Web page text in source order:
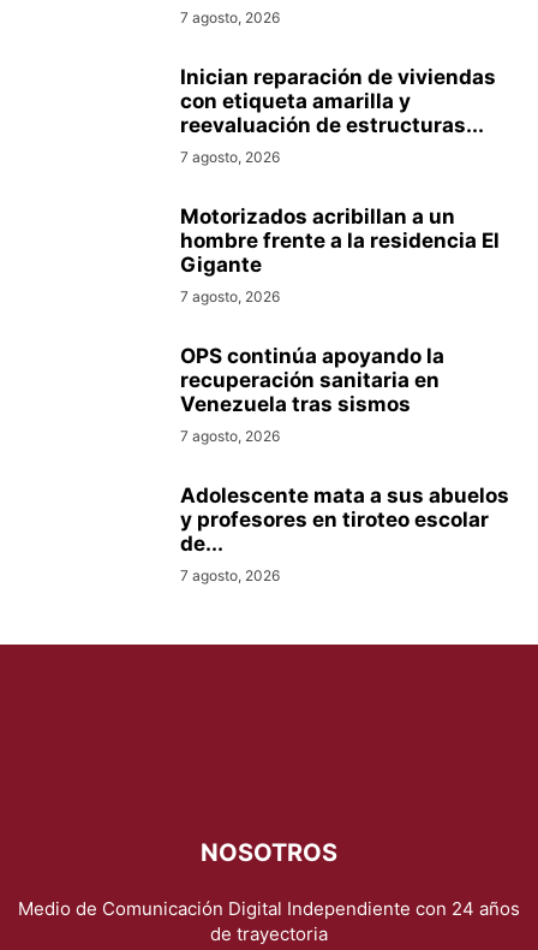
7 agosto, 2026
Inician reparación de viviendas
con etiqueta amarilla y
reevaluación de estructuras...
7 agosto, 2026
Motorizados acribillan a un
hombre frente a la residencia El
Gigante
7 agosto, 2026
OPS continúa apoyando la
recuperación sanitaria en
Venezuela tras sismos
7 agosto, 2026
Adolescente mata a sus abuelos
y profesores en tiroteo escolar
de...
7 agosto, 2026
NOSOTROS
Medio de Comunicación Digital Independiente con 24 años
de trayectoria